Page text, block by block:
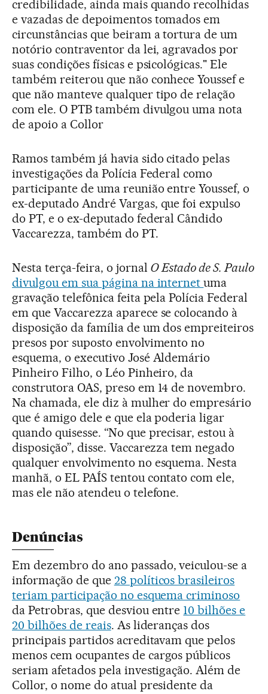
credibilidade, ainda mais quando recolhidas
e vazadas de depoimentos tomados em
circunstâncias que beiram a tortura de um
notório contraventor da lei, agravados por
suas condições físicas e psicológicas." Ele
também reiterou que não conhece Youssef e
que não manteve qualquer tipo de relação
com ele. O PTB também divulgou uma nota
de apoio a Collor
Ramos também já havia sido citado pelas
investigações da Polícia Federal como
participante de uma reunião entre Youssef, o
ex-deputado André Vargas, que foi expulso
do PT, e o ex-deputado federal Cândido
Vaccarezza, também do PT.
Nesta terça-feira, o jornal O Estado de S. Paulo
divulgou em sua página na internetuma
gravação telefônica feita pela Polícia Federal
em que Vaccarezza aparece se colocando à
disposição da família de um dos empreiteiros
presos por suposto envolvimento no
esquema, o executivo José Aldemário
Pinheiro Filho, o Léo Pinheiro, da
construtora OAS, preso em 14 de novembro.
Na chamada, ele diz à mulher do empresário
que é amigo dele e que ela poderia ligar
quando quisesse. “No que precisar, estou à
disposição”, disse. Vaccarezza tem negado
qualquer envolvimento no esquema. Nesta
manhã, o EL PAÍS tentou contato com ele,
mas ele não atendeu o telefone.
Denúncias
Em dezembro do ano passado, veiculou-se a
informação de que 28 políticos brasileiros
teriam participação no esquema criminoso
da Petrobras, que desviou entre 10 bilhões e
20 bilhões de reais. As lideranças dos
principais partidos acreditavam que pelos
menos cem ocupantes de cargos públicos
seriam afetados pela investigação. Além de
Collor, o nome do atual presidente da